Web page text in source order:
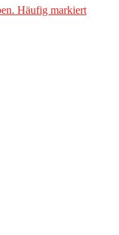
Häufig markiert